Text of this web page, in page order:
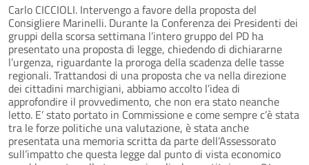
Carlo CICCIOLI. Intervengo a favore della proposta del
Consigliere Marinelli. Durante la Conferenza dei Presidenti dei
gruppi della scorsa settimana l’intero gruppo del PD ha
presentato una proposta di legge, chiedendo di dichiararne
l’urgenza, riguardante la proroga della scadenza delle tasse
regionali. Trattandosi di una proposta che va nella direzione
dei cittadini marchigiani, abbiamo accolto l’idea di
approfondire il provvedimento, che non era stato neanche
letto. E’ stato portato in Commissione e come sempre c’è stata
tra le forze politiche una valutazione, è stata anche
presentata una memoria scritta da parte dell’Assessorato
sull’impatto che questa legge dal punto di vista economico